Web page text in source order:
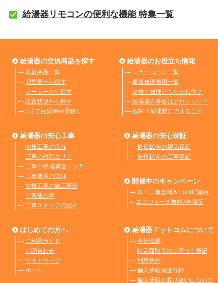
給湯器リモコンの便利な機能 特集一覧
給湯器の交換商品を探す
― 取扱商品一覧
― 旧型番から探す
― メーカーから探す
― 設置状況から探す
― 3分で完結Web見積り
給湯器のお役立ち情報
― エラーコード一覧
― 概算修理費用一覧
― 交換と修理どちらがお得？
― 給湯器の寿命はどれくらい？
― 故障？修理前にできること
給湯器の安心工事
― 交換工事の流れ
― 工事の対応エリア
― 工事の現地調査エリア
― 工事費用の詳細
― 交換工事の施工事例
― お客様の声
― 工事スタッフの紹介
給湯器の安心保証
― 最長10年の製品保証
― 無料10年の工事保証
開催中のキャンペーン
― ローン無金利＆1,000円割引
―エコジョーズ無料7年保証
はじめての方へ
― ご利用ガイド
― お問合わせ
― サイトマップ
― ホーム
給湯器ドットコムについて
― 会社概要
― 特定商取引法に基づく表記
― 利用規約
― 個人情報保護方針
― 個人情報の取り扱いについて